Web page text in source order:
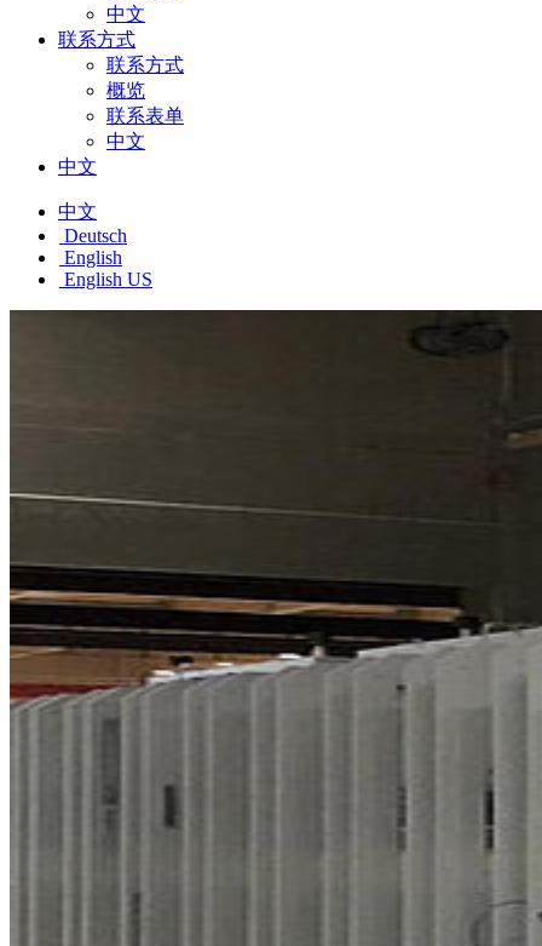
中文
联系方式
联系方式
概览
联系表单
中文
中文
中文
Deutsch
English
English US